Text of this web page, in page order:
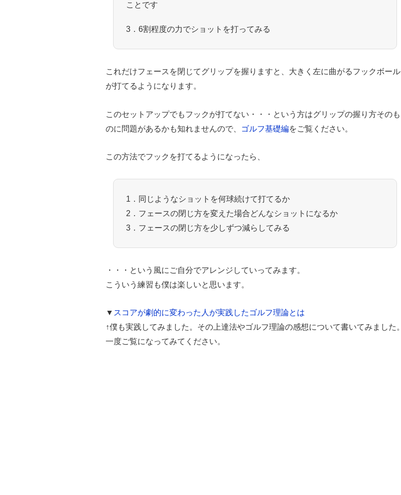
ことです
3．6割程度の力でショットを打ってみる
これだけフェースを閉じてグリップを握りますと、大きく左に曲がるフックボール
が打てるようになります。
このセットアップでもフックが打てない・・・という方はグリップの握り方そのも
のに問題があるかも知れませんので、
ゴルフ基礎編をご覧ください。
この方法でフックを打てるようになったら、
1．同じようなショットを何球続けて打てるか
2．フェースの閉じ方を変えた場合どんなショットになるか
3．フェースの閉じ方を少しずつ減らしてみる
・・・という風にご自分でアレンジしていってみます。
こういう練習も僕は楽しいと思います。
▼ スコアが劇的に変わった人が実践したゴルフ理論とは
↑僕も実践してみました。その上達法やゴルフ理論の感想について書いてみました。
一度ご覧になってみてください。